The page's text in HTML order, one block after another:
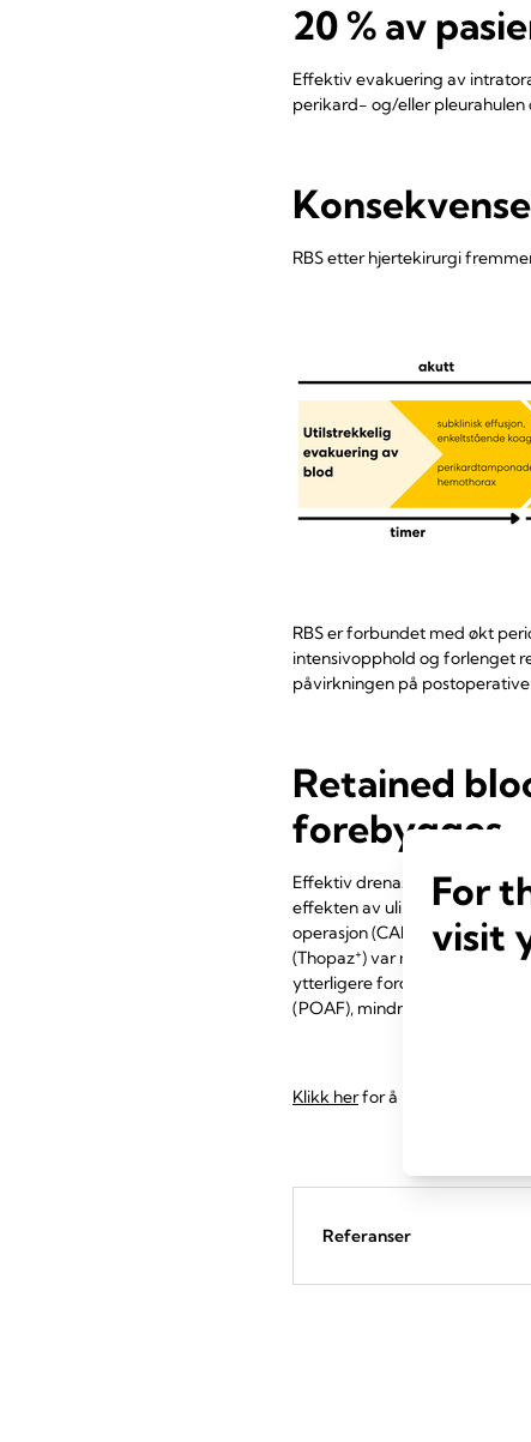
20 % av
Effektiv evakuering av
perikard- og/eller pleurahulen
RBS etter hjertekirurgi
RBS er forbundet med økt
intensivopphold og forlenget
påvirkningen på
Retained
forebygges
Effektiv drenasje umiddelbart
effekten av ulike
operasjon (CABG). Både
(Thopaz+) var mer effektive
ytterligere fordeler, inkludert
(POAF), mindre behov for
Klikk herfor å lese et
Referanser
For
visit